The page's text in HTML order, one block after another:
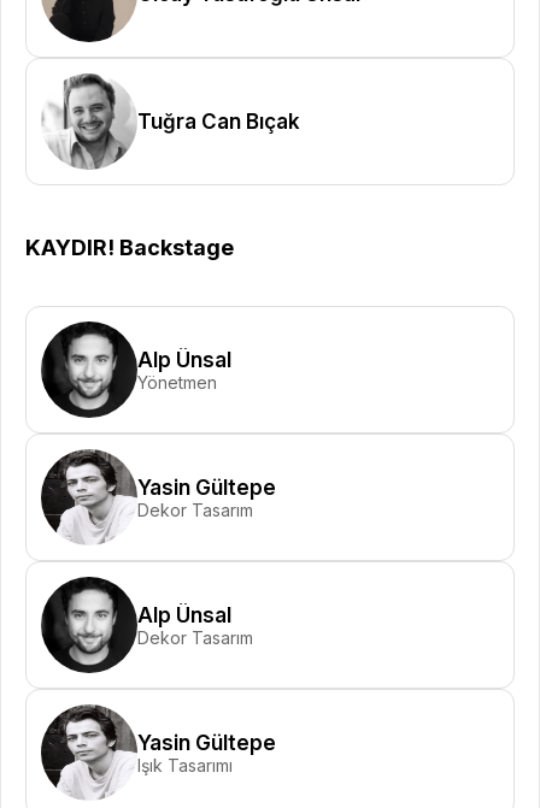
Tuğra Can Bıçak
KAYDIR! Backstage
Alp Ünsal
Yönetmen
Yasin Gültepe
Dekor Tasarım
Alp Ünsal
Dekor Tasarım
Yasin Gültepe
Işık Tasarımı